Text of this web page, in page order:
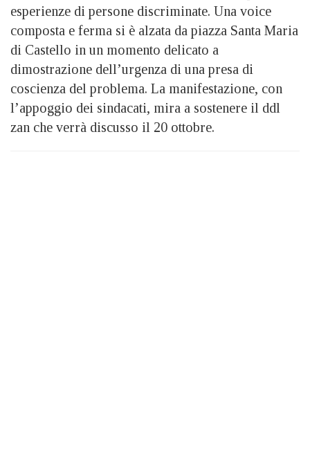
esperienze di persone discriminate. Una voice
composta e ferma si è alzata da piazza Santa Maria
di Castello in un momento delicato a
dimostrazione dell’urgenza di una presa di
coscienza del problema. La manifestazione, con
l’appoggio dei sindacati, mira a sostenere il ddl
zan che verrà discusso il 20 ottobre.